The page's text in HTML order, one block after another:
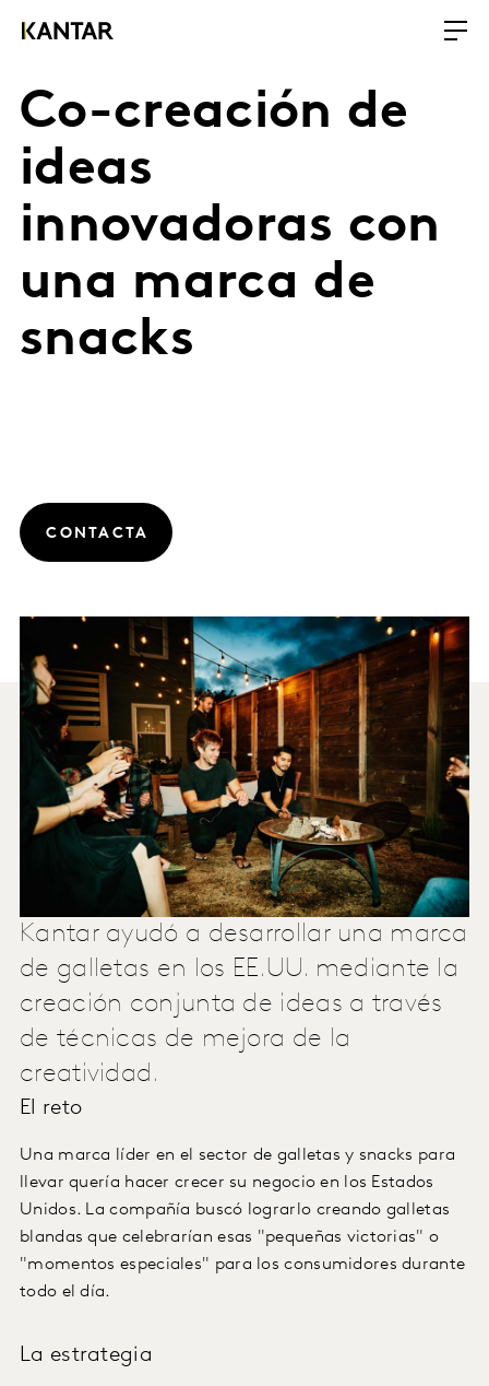
Co-creación de
ideas
innovadoras con
una marca de
snacks
CONTACTA
Kantar ayudó a desarrollar una marca
de galletas en los EE.UU. mediante la
creación conjunta de ideas a través
de técnicas de mejora de la
creatividad.
El reto
Una marca líder en el sector de galletas y snacks para
llevar quería hacer crecer su negocio en los Estados
Unidos. La compañía buscó lograrlo creando galletas
blandas que celebrarían esas "pequeñas victorias" o
"momentos especiales" para los consumidores durante
todo el día.
La estrategia